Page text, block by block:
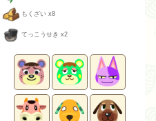
もくざい x8
てっこうせき x2